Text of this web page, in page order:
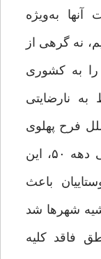
به‌ویژه
نه گرهی از
را به کشوری
به نارضایتی
فرح پهلوی
وضعیت ایران را در سال‌های پایانی دهه ۵۰، این
باعث
شهرها شد
فاقد کلیه